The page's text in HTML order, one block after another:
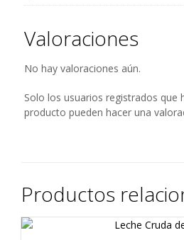
Valoraciones
No hay valoraciones aún.
Solo los usuarios registrados que
producto pueden hacer una
Productos